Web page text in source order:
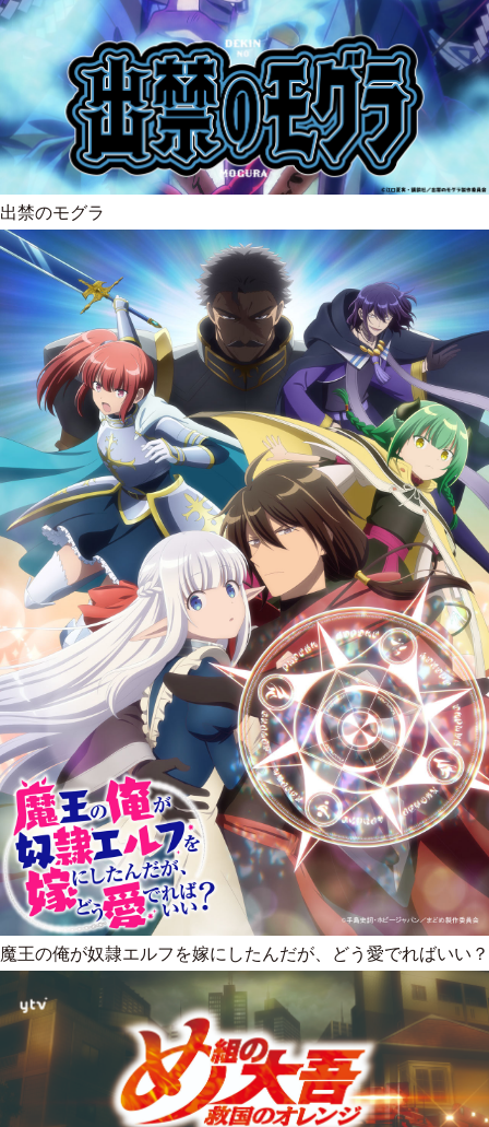
出禁のモグラ
魔王の俺が奴隷エルフを嫁にしたんだが、どう愛でればいい？